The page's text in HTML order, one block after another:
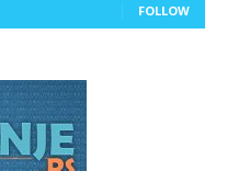
FOLLOW